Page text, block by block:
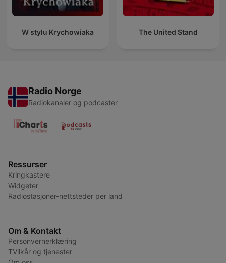
W stylu Krychowiaka The United Stand
Radio Norge
Radiokanaler og podcaster
Ressurser
Kringkastere
Widgeter
Radiostasjoner-nettsteder per land
Om & Kontakt
Personvernerklæring
TVilkår og tjenester